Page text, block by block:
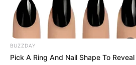
ดูดวง
BUZZDAY
Pick A Ring And Nail Shape To